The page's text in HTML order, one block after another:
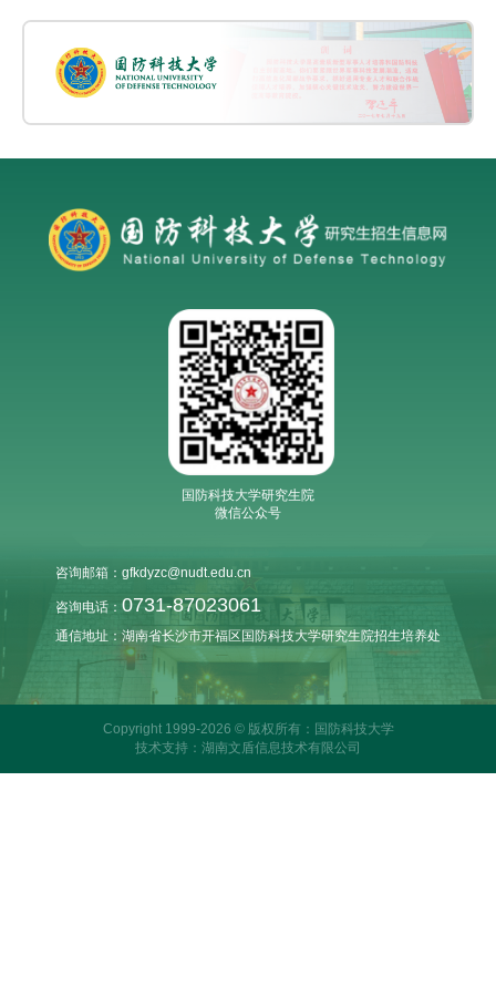
国防科技大学研究生院
微信公众号
咨询邮箱：gfkdyzc@nudt.edu.cn
咨询电话： 0731-87023061
通信地址：湖南省长沙市开福区国防科技大学研究生院招生培养处
Copyright 1999-2026 © 版权所有：国防科技大学
技术支持：湖南文盾信息技术有限公司